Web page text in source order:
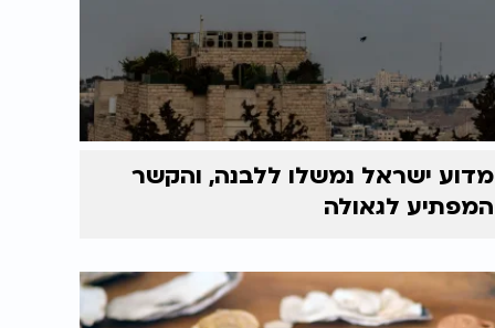
מדוע ישראל נמשלו ללבנה, והקשר
המפתיע לגאולה